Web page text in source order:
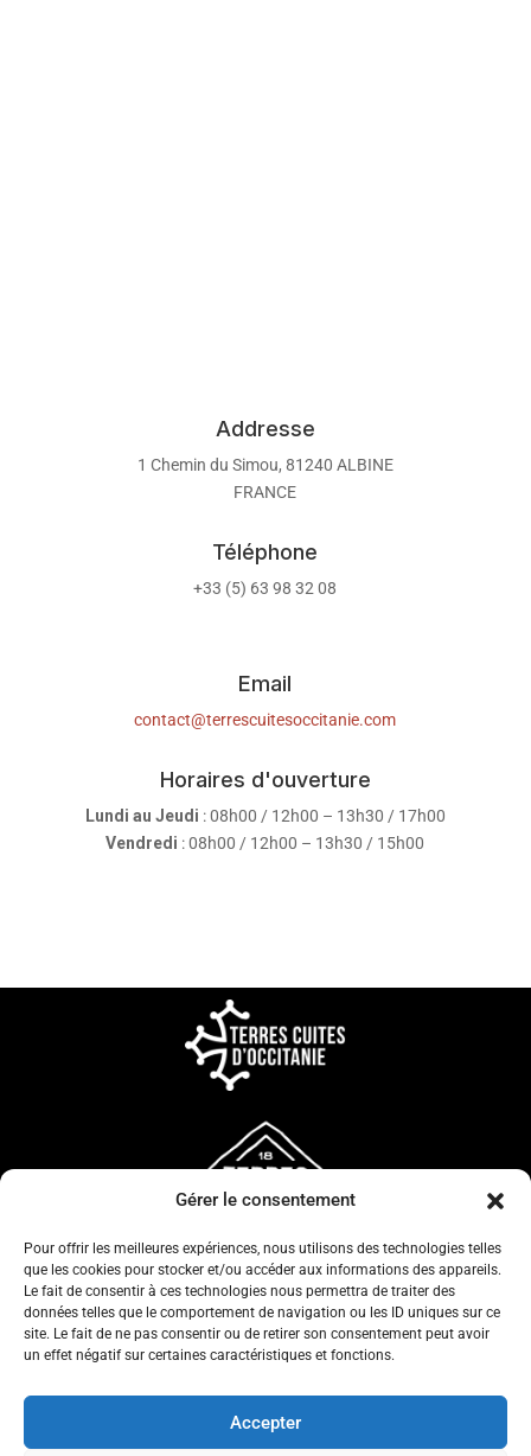
Gérer le consentement
Pour offrir les meilleures expériences, nous utilisons des technologies telles
que les cookies pour stocker et/ou accéder aux informations des appareils.
Le fait de consentir à ces technologies nous permettra de traiter des
données telles que le comportement de navigation ou les ID uniques sur ce
site. Le fait de ne pas consentir ou de retirer son consentement peut avoir
un effet négatif sur certaines caractéristiques et fonctions.
Accepter
Addresse
1 Chemin du Simou, 81240 ALBINE
FRANCE
Téléphone
+33 (5) 63 98 32 08
Email
contact@terrescuitesoccitanie.com
Horaires d'ouverture
Lundi au Jeudi : 08h00 / 12h00 – 13h30 / 17h00
Vendredi : 08h00 / 12h00 – 13h30 / 15h00
CONFIDENTIALITÉ
MENTIONS LÉGALES